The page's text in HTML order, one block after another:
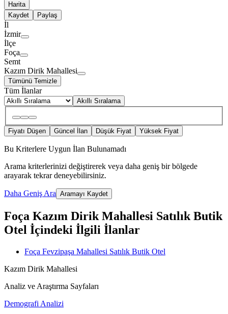
Harita
Kaydet
Paylaş
İl
İzmir
İlçe
Foça
Semt
Kazım Dirik Mahallesi
Tümünü Temizle
Tüm İlanlar
Akıllı Sıralama
Fiyatı Düşen Güncel İlan Düşük Fiyat Yüksek Fiyat
Bu Kriterlere Uygun İlan Bulunamadı
Arama kriterlerinizi değiştirerek veya daha geniş bir bölgede
arayarak tekrar deneyebilirsiniz.
Daha Geniş Ara Aramayı Kaydet
Foça Kazım Dirik Mahallesi Satılık Butik
Otel İçindeki İlgili İlanlar
Foça Fevzipaşa Mahallesi Satılık Butik Otel
Kazım Dirik Mahallesi
Analiz ve Araştırma Sayfaları
Demografi Analizi